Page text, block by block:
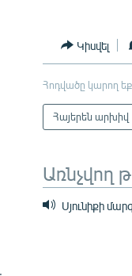
Կիսվել
Հոդվածը կարող
Հայերեն արխիվ
Առնչվող
Սյունիքի